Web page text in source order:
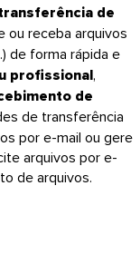
de
ou receba arquivos
de forma rápida e
profissional,
de
de transferência
por e-mail ou gere
arquivos por e-
de arquivos.